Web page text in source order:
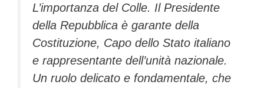
L’importanza del Colle. Il Presidente
della Repubblica è garante della
Costituzione, Capo dello Stato italiano
e rappresentante dell’unità nazionale.
Un ruolo delicato e fondamentale, che